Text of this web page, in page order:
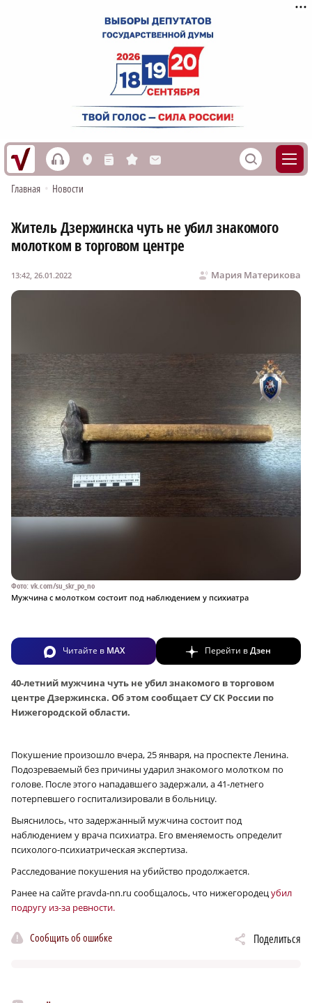
h L n s M S
Главная • Новости
Житель Дзержинска чуть не убил знакомого
молотком в торговом центре
Мария Материкова
13:42, 26.01.2022
Фото: vk.com/su_skr_po_no
Мужчина с молотком состоит под наблюдением у психиатра
Читайте в MAX Перейти вДзен
40-летний мужчина чуть не убил знакомого в торговом
центре Дзержинска. Об этом сообщает СУ СК России по
Нижегородской области.
Покушение произошло вчера, 25 января, на проспекте Ленина.
Подозреваемый без причины ударил знакомого молотком по
голове. После этого нападавшего задержали, а 41-летнего
потерпевшего госпитализировали в больницу.
Выяснилось, что задержанный мужчина состоит под
наблюдением у врача психиатра. Его вменяемость определит
психолого-психиатрическая экспертиза.
Расследование покушения на убийство продолжается.
Ранее на сайте pravda-nn.ru сообщалось, что нижегородец убил
подругу из-за ревности.
Сообщить об ошибке Поделиться